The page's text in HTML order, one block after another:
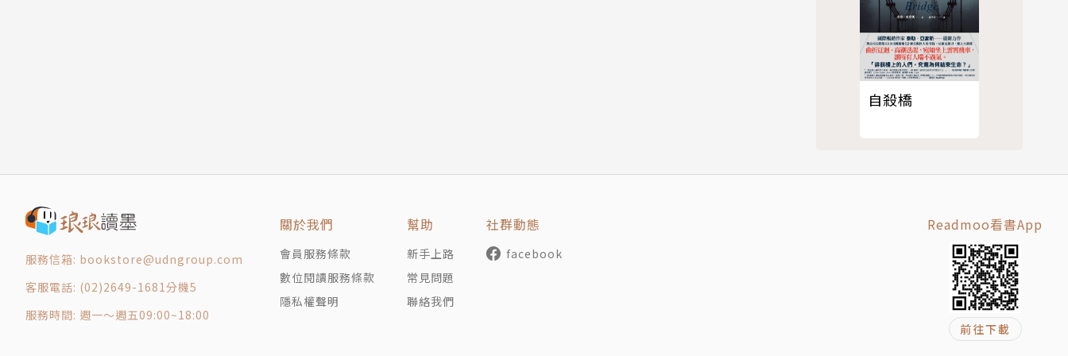
一名貌美貴婦的家中。沉溺於隔著椅子愛撫女體的荒淫生活的他，對椅子主人萌生了偏執的愛情……／亂步最廣為人知的
因為生病無法滿足妻子的格太郎，只能眼睜睜地看著妻子阿勢在外風流。某日，他偶然被關在長衣箱中，不斷對外呼救
後，終於等到了阿勢前來相救……／亂步筆下最令人毛骨悚然的惡女。
自殺橋
服務信箱: bookstore@udngroup.com
客服電話: (02)2649-1681分機5
服務時間: 週一～週五09:00~18:00
關於我們
會員服務條款
數位閱讀服務條款
隱私權聲明
幫助
新手上路
常見問題
聯絡我們
社群動態
facebook
Readmoo看書App
前往下載